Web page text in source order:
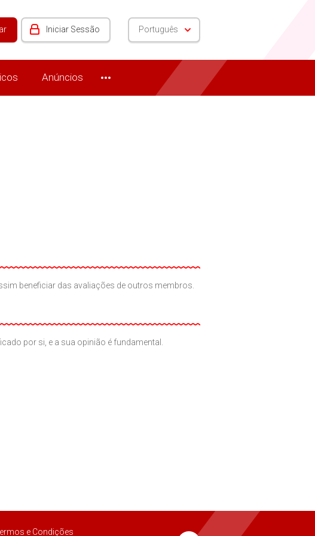
Iniciar Sessão Português
Anúncios
beneficiar das avaliações de outros membros.
por si, e a sua opinião é fundamental.
e Condições